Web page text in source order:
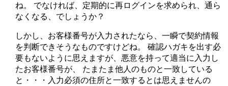
ね。 でなければ、定期的に再ログインを求められ、通ら
なくなる、でしょうか？
しかし、お客様番号が入力されたなら、一瞬で契約情報
を判断できそうなものですけどね。 確認ハガキを出す必
要もないように思えますが、悪意を持って適当に入力し
たお客様番号が、 たまたま他人のものと一致している
と・・・入力必須の住所と一致するとは思えませんの